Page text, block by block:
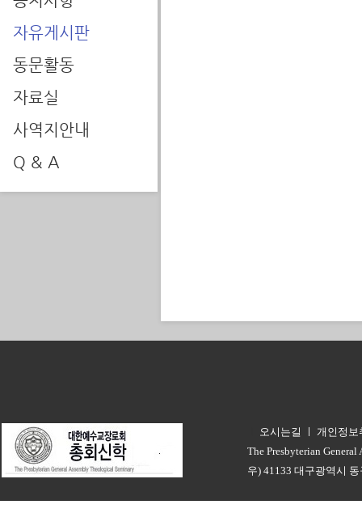
자유게시판
동문활동
자료실
사역지안내
Q & A
오시는길
개인정보
The Presbyterian
우) 41133 대구광역시